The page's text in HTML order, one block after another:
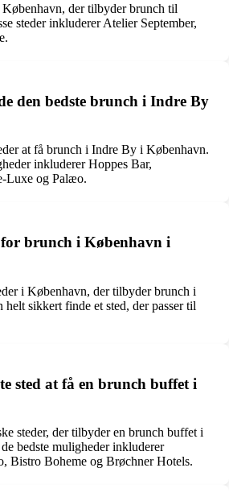
København, der tilbyder brunch til
steder inkluderer Atelier September,
den bedste brunch i Indre By
at få brunch i Indre By i København.
inkluderer Hoppes Bar,
Luxe og Palæo.
brunch i København i
i København, der tilbyder brunch i
helt sikkert finde et sted, der passer til
sted at få en brunch buffet i
steder, der tilbyder en brunch buffet i
bedste muligheder inkluderer
Bistro Boheme og Brøchner Hotels.